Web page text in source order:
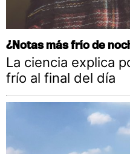
¿Notas más frío de
La ciencia explica
frío al final del día